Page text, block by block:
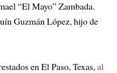
“El Mayo” Zambada.
Guzmán López, hijo de
en El Paso, Texas, al